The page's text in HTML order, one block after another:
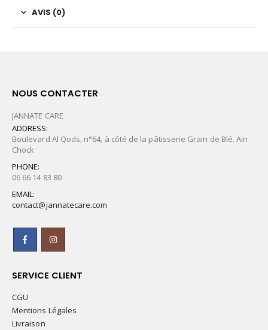
AVIS (0)
NOUS CONTACTER
JANNATE CARE
ADDRESS:
Boulevard Al Qods, n°64, à côté de la pâtisserie Grain de Blé. Ain
Chock
PHONE:
06 66 14 83 80
EMAIL:
contact@jannatecare.com
SERVICE CLIENT
CGU
Mentions Légales
Livraison